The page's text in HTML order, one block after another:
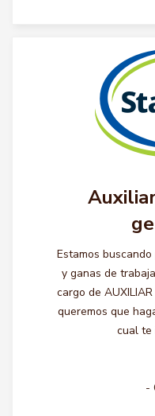
Estamos
y ganas de
cargo de AUXILIAR
queremos que
cual te
-